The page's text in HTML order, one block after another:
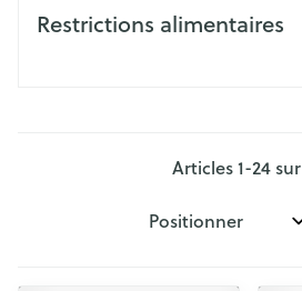
Restrictions alimentaires
Articles1-24sur
Trier par: